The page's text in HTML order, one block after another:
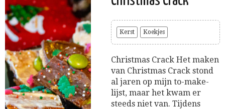
Kerst Koekjes
Christmas Crack Het maken
van Christmas Crack stond
al jaren op mijn to-make-
lijst, maar het kwam er
steeds niet van. Tijdens